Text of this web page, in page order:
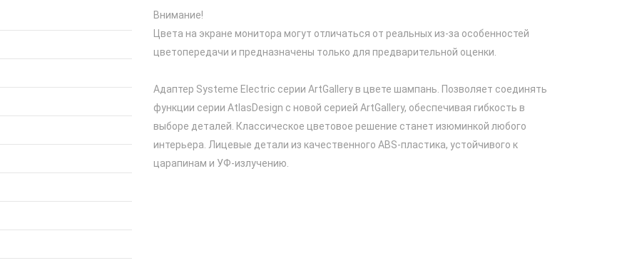
Внимание!
Цвета на экране монитора могут отличаться от реальных из-за особенностей
цветопередачи и предназначены только для предварительной оценки.
Адаптер Systeme Electric серии ArtGallery в цвете шампань. Позволяет соединять
функции серии AtlasDesign с новой серией ArtGallery, обеспечивая гибкость в
выборе деталей. Классическое цветовое решение станет изюминкой любого
интерьера. Лицевые детали из качественного ABS-пластика, устойчивого к
царапинам и УФ-излучению.